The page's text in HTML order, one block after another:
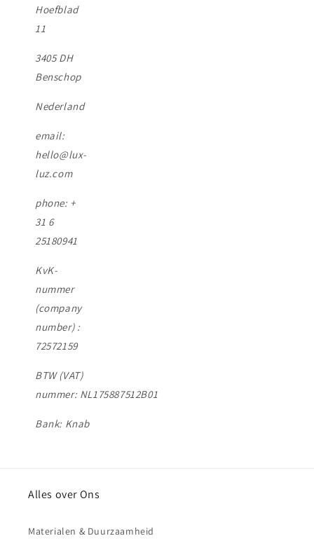
Hoefblad
11
3405 DH
Benschop
Nederland
email:
hello@lux-
luz.com
phone: +
31 6
25180941
KvK-
nummer
(company
number) :
72572159
BTW (VAT)
nummer: NL175887512B01
Bank: Knab
Alles over Ons
Materialen & Duurzaamheid